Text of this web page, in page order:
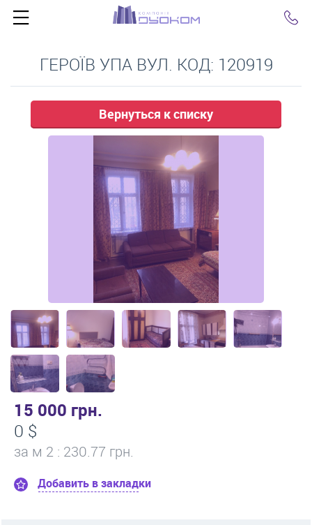
ГЕРОЇВ УПА ВУЛ. КОД: 120919
Вернуться к списку
15 000 грн.
0 $
за м 2 : 230.77 грн.
Добавить в закладки